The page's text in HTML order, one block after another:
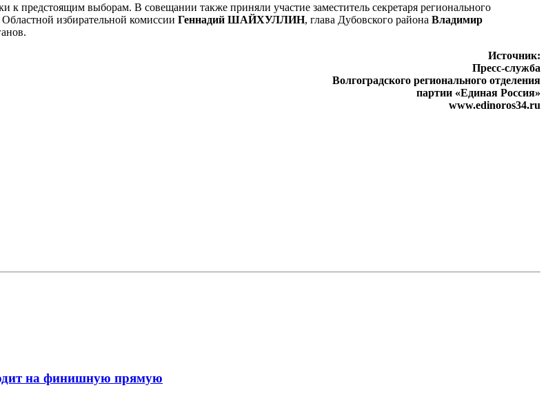
к предстоящим выборам. В совещании также приняли участие заместитель секретаря регионального
Областной избирательной комиссии Геннадий ШАЙХУЛЛИН, глава Дубовского района Владимир
Источник:
Пресс-служба
Волгоградского регионального отделения
партии «Единая Россия»
www.edinoros34.ru
на финишную прямую